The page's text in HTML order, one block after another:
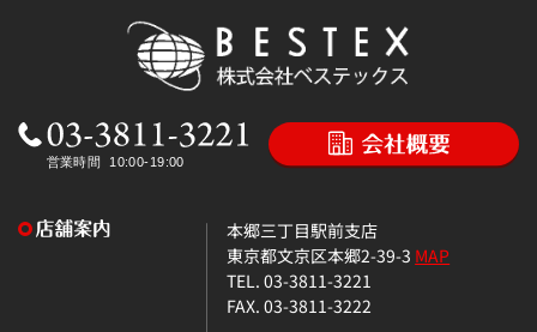
本郷三丁目駅前支店
東京都文京区本郷2-39-3 MAP
TEL. 03-3811-3221
FAX. 03-3811-3222